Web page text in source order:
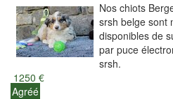
Nos chiots
srsh belge sont
disponibles de
par puce
srsh.
1250 €
Agréé